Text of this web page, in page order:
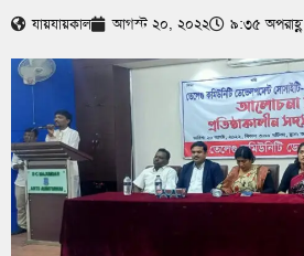
যায়যায়কাল আগস্ট ২০, ২০২২ ৯:৩৫ অপরাহ্ণ